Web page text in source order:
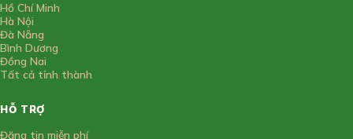
Hồ Chí Minh
Hà Nội
Đà Nẵng
Bình Dương
Đồng Nai
Tất cả tỉnh thành
HỖ TRỢ
Đăng tin miễn phí